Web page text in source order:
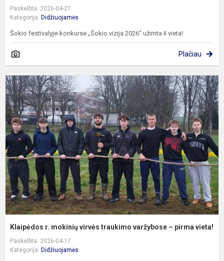
Paskelbta: 2026-04-21
Kategorija: Didžiuojamės
Šokio festivalyje-konkurse „Šokio vizija 2026“ užimta II vieta!
Plačiau
Klaipėdos r. mokinių virvės traukimo varžybose – pirma vieta!
Paskelbta: 2026-04-17
Kategorija: Didžiuojamės